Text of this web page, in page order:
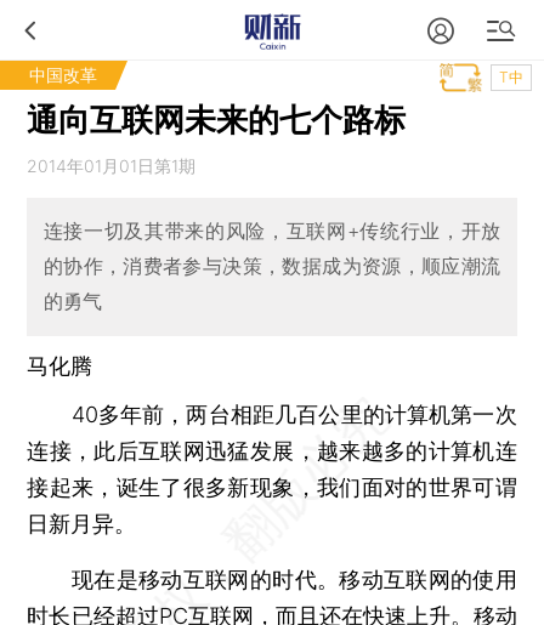
中国改革 T中
通向互联网未来的七个路标
2014年01月01日第1期
连接一切及其带来的风险，互联网+传统行业，开放
的协作，消费者参与决策，数据成为资源，顺应潮流
的勇气
马化腾
40多年前，两台相距几百公里的计算机第一次
连接，此后互联网迅猛发展，越来越多的计算机连
接起来，诞生了很多新现象，我们面对的世界可谓
日新月异。
现在是移动互联网的时代。移动互联网的使用
时长已经超过PC互联网，而且还在快速上升。移动